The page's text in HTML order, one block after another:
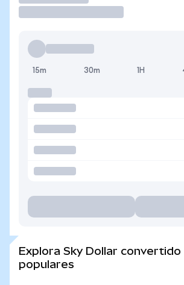
15m 30m 1H
Explora Sky Dollar
populares